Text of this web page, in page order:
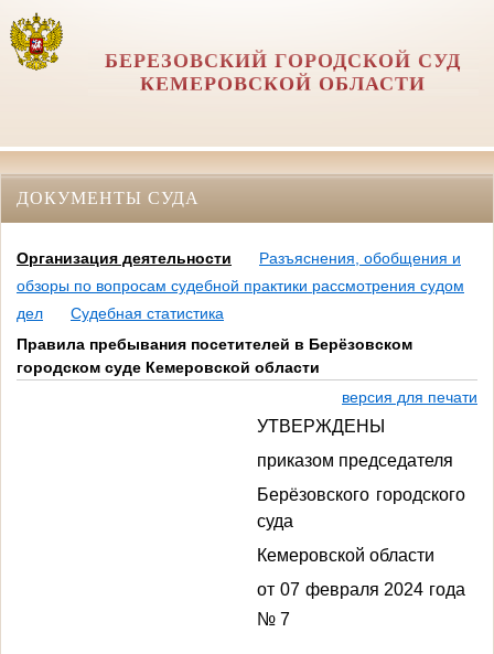
БЕРЕЗОВСКИЙ ГОРОДСКОЙ СУД
КЕМЕРОВСКОЙ ОБЛАСТИ
ДОКУМЕНТЫ СУДА
Организация деятельности
Разъяснения, обобщения и
обзоры по вопросам судебной практики рассмотрения судом
дел
Судебная статистика
Правила пребывания посетителей в Берёзовском
городском суде Кемеровской области
версия для печати
УТВЕРЖДЕНЫ
приказом председателя
Берёзовского городского
суда
Кемеровской области
от 07 февраля 2024 года
№ 7